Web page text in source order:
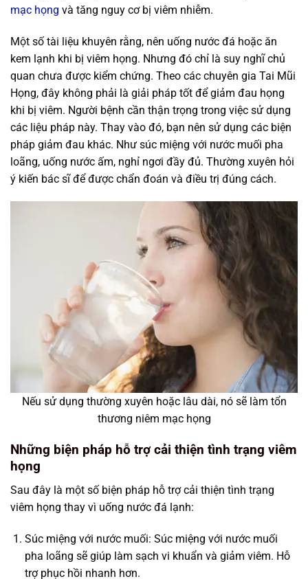
mạc họng và tăng nguy cơ bị viêm nhiễm.
Một số tài liệu khuyên rằng, nên uống nước đá hoặc ăn
kem lạnh khi bị viêm họng. Nhưng đó chỉ là suy nghĩ chủ
quan chưa được kiểm chứng. Theo các chuyên gia Tai Mũi
Họng, đây không phải là giải pháp tốt để giảm đau họng
khi bị viêm. Người bệnh cần thận trọng trong việc sử dụng
các liệu pháp này. Thay vào đó, bạn nên sử dụng các biện
pháp giảm đau khác. Như súc miệng với nước muối pha
loãng, uống nước ấm, nghỉ ngơi đầy đủ. Thường xuyên hỏi
ý kiến ​​bác sĩ để được chẩn đoán và điều trị đúng cách.
Nếu sử dụng thường xuyên hoặc lâu dài, nó sẽ làm tổn
thương niêm mạc họng
Những biện pháp hỗ trợ cải thiện tình trạng viêm
họng
Sau đây là một số biện pháp hỗ trợ cải thiện tình trạng
viêm họng thay vì uống nước đá lạnh:
Súc miệng với nước muối: Súc miệng với nước muối
pha loãng sẽ giúp làm sạch vi khuẩn và giảm viêm. Hỗ
trợ phục hồi nhanh hơn.